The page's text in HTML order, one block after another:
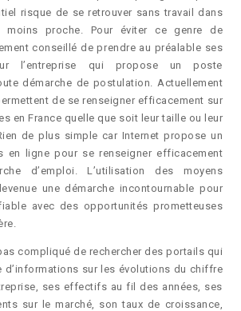
risque de se retrouver sans travail dans
proche. Pour éviter ce genre de
conseillé de prendre au préalable ses
l’entreprise qui propose un poste
démarche de postulation. Actuellement
de se renseigner efficacement sur
en France quelle que soit leur taille ou leur
de plus simple car Internet propose un
en ligne pour se renseigner efficacement
d’emploi. L’utilisation des moyens
une démarche incontournable pour
avec des opportunités prometteuses
compliqué de rechercher des portails qui
d’informations sur les évolutions du chiffre
ses effectifs au fil des années, ses
sur le marché, son taux de croissance,